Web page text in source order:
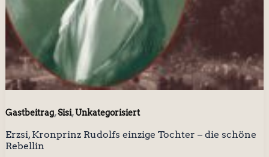
Gastbeitrag,Sisi,Unkategorisiert
Erzsi, Kronprinz Rudolfs einzige Tochter – die schöne
Rebellin